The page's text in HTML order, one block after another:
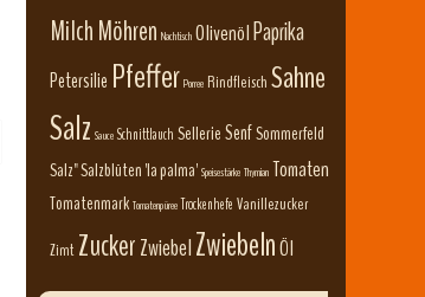
MilchMöhren Nachtisch OlivenölPaprika
Petersilie Pfeffer Porree Rindfleisch Sahne
Salz Sauce Schnittlauch SellerieSenfSommerfeld
Salz" Salzblüten 'la palma' Speisestärke Thymian Tomaten
Tomatenmark Tomatenpüree Trockenhefe Vanillezucker
Zimt ZuckerZwiebelZwiebelnÖl